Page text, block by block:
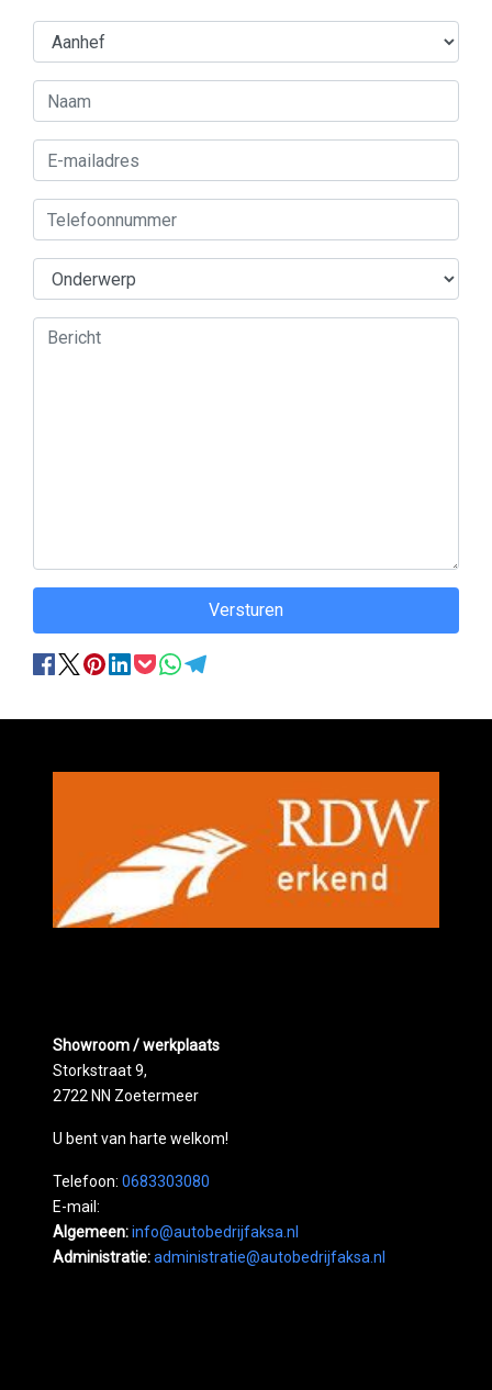
Versturen
Showroom / werkplaats
Storkstraat 9,
2722 NN Zoetermeer
U bent van harte welkom!
Telefoon: 0683303080
E-mail:
Algemeen:info@autobedrijfaksa.nl
Administratie:administratie@autobedrijfaksa.nl